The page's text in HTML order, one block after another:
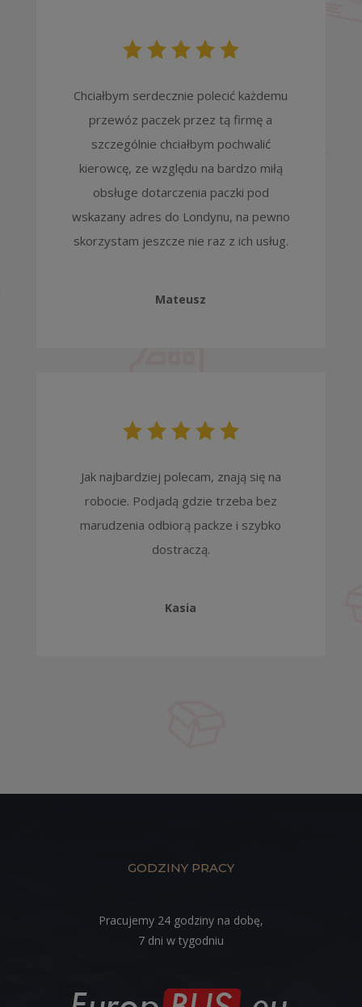
Chciałbym serdecznie polecić każdemu
przewóz paczek przez tą firmę a
szczególnie chciałbym pochwalić
kierowcę, ze względu na bardzo miłą
obsługe dotarczenia paczki pod
wskazany adres do Londynu, na pewno
skorzystam jeszcze nie raz z ich usług.
Mateusz
Jak najbardziej polecam, znają się na
robocie. Podjadą gdzie trzeba bez
marudzenia odbiorą packze i szybko
dostraczą.
Kasia
GODZINY PRACY
Pracujemy 24 godziny na dobę,
7 dni w tygodniu